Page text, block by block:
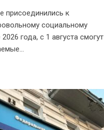
присоединились к
социальному
года, с 1 августа смогут